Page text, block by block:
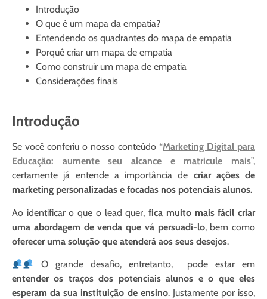
Introdução
O que é um mapa da empatia?
Entendendo os quadrantes do mapa de empatia
Porquê criar um mapa de empatia
Como construir um mapa de empatia
Considerações finais
Introdução
Se você conferiu o nosso conteúdo “Marketing Digital para
Educação: aumente seu alcance e matricule mais”,
certamente já entende a importância de criar ações de
marketing personalizadas e focadas nos potenciais alunos.
Ao identificar o que o lead quer, fica muito mais fácil criar
uma abordagem de venda que vá persuadi-lo, bem como
oferecer uma solução que atenderá aos seus desejos.
O grande desafio, entretanto, pode estar em
entender os traços dos potenciais alunos e o que eles
esperam da sua instituição de ensino. Justamente por isso,